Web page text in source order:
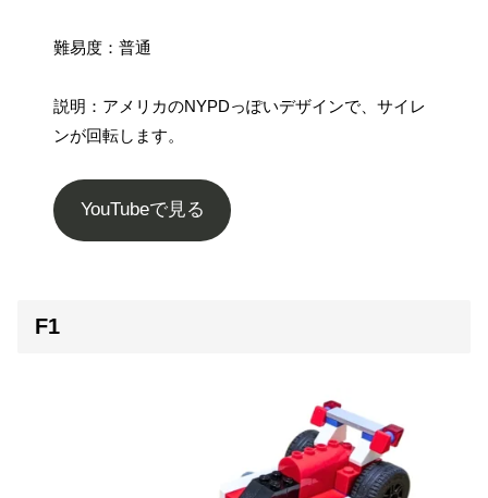
難易度：普通
説明：アメリカのNYPDっぽいデザインで、サイレ
ンが回転します。
YouTubeで見る
F1